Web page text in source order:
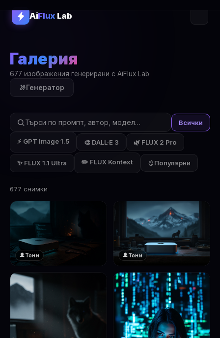
AiFluxLab
Галерия
677 изображения генерирани с AiFlux Lab
Генератор
Всички
⚡ GPT Image 1.5 🎨 DALL·E 3 🌿 FLUX 2 Pro
✨ FLUX 1.1 Ultra ✏️ FLUX Kontext Популярни
677 снимки
Тони Тони